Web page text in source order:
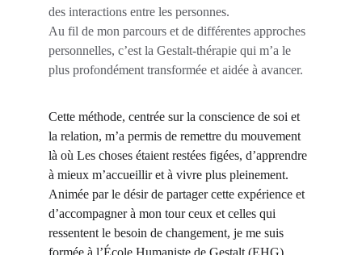
des interactions entre les personnes.
Au fil de mon parcours et de différentes approches
personnelles, c’est la Gestalt-thérapie qui m’a le
plus profondément transformée et aidée à avancer.
Cette méthode, centrée sur la conscience de soi et
la relation, m’a permis de remettre du mouvement
là où Les choses étaient restées figées, d’apprendre
à mieux m’accueillir et à vivre plus pleinement.
Animée par le désir de partager cette expérience et
d’accompagner à mon tour ceux et celles qui
ressentent le besoin de changement, je me suis
formée à l’École Humaniste de Gestalt (EHG).